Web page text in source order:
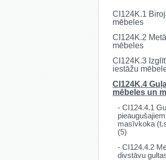
CI124K.1
mēbeles
CI124K.2
mēbeles
CI124K.3
iestāžu
CI124K.4
mēbeles un
- CI124.4.1
masīvkoka
(5)
- CI124.4.2
divstāvu